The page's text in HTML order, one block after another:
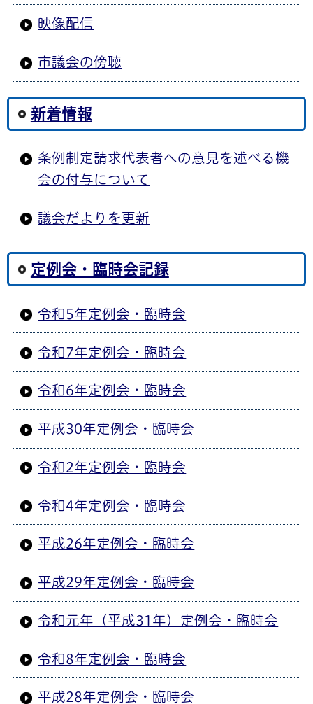
映像配信
市議会の傍聴
新着情報
条例制定請求代表者への意見を述べる機
会の付与について
議会だよりを更新
定例会・臨時会記録
令和5年定例会・臨時会
令和7年定例会・臨時会
令和6年定例会・臨時会
平成30年定例会・臨時会
令和2年定例会・臨時会
令和4年定例会・臨時会
平成26年定例会・臨時会
平成29年定例会・臨時会
令和元年（平成31年）定例会・臨時会
令和8年定例会・臨時会
平成28年定例会・臨時会